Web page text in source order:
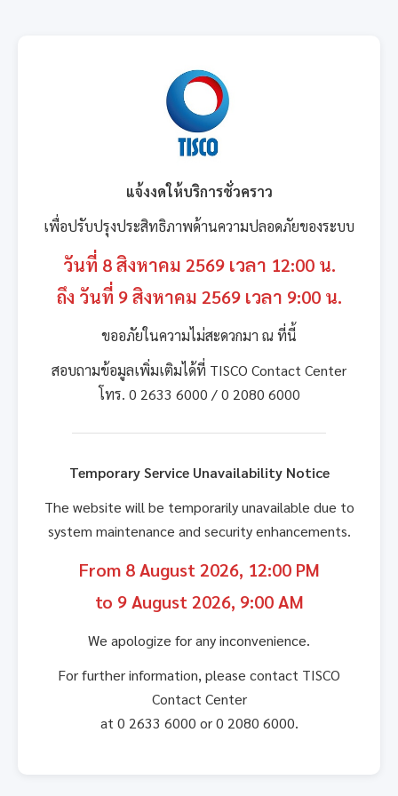
แจ้งงดให้บริการชั่วคราว
เพื่อปรับปรุงประสิทธิภาพด้านความปลอดภัยของระบบ
วันที่ 8 สิงหาคม 2569 เวลา 12:00 น.
ถึง วันที่ 9 สิงหาคม 2569 เวลา 9:00 น.
ขออภัยในความไม่สะดวกมา ณ ที่นี้
สอบถามข้อมูลเพิ่มเติมได้ที่ TISCO Contact Center
โทร. 0 2633 6000 / 0 2080 6000
Temporary Service Unavailability Notice
The website will be temporarily unavailable due to
system maintenance and security enhancements.
From 8 August 2026, 12:00 PM
to 9 August 2026, 9:00 AM
We apologize for any inconvenience.
For further information, please contact TISCO
Contact Center
at 0 2633 6000 or 0 2080 6000.